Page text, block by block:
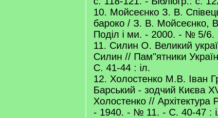
10. Мойсеєнко З. В.
бароко / З. В. Мойсеєнко,
Поділ і ми. - 2000. - № 5/6.
11. Силин О. Великий
Силин // Пам"ятники
С. 41-44 : іл.
12. Холостенко М.В. Іван
Барський - зодчий Києва
Холостенко // Архітектура
- 1940. - № 11. - С. 40-47 :